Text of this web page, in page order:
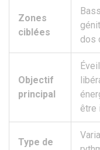
Zones
ciblées
dos
Objectif
principal
être
Type de